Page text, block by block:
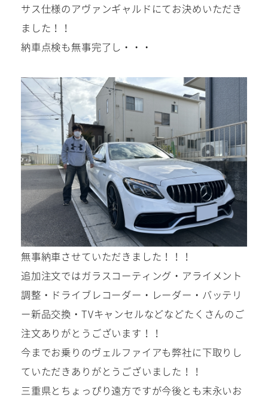
サス仕様のアヴァンギャルドにてお決めいただき
ました！！
納車点検も無事完了し・・・
無事納車させていただきました！！！
追加注文ではガラスコーティング・アライメント
調整・ドライブレコーダー・レーダー・バッテリ
ー新品交換・TVキャンセルなどなどたくさんのご
注文ありがとうございます！！
今までお乗りのヴェルファイアも弊社に下取りし
ていただきありがとうございました！！
三重県とちょっぴり遠方ですが今後とも末永いお